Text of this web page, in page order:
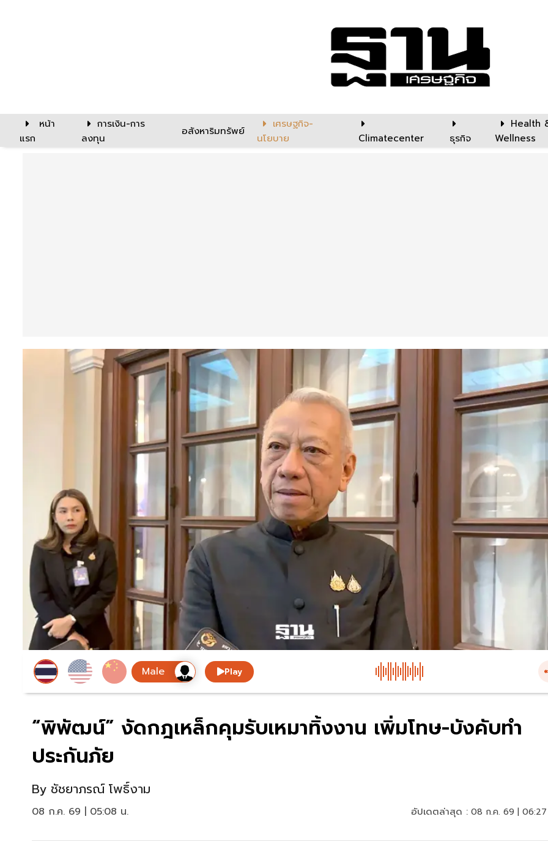
หน้า
แรก
การเงิน-การ
ลงทุน
อสังหาริมทรัพย์
เศรษฐกิจ-
นโยบาย
Climatecenter ธุรกิจ
Health
Wellness
Play
“พิพัฒน์” งัดกฎเหล็กคุมรับเหมาทิ้งงาน เพิ่มโทษ-บังคับทำ
ประกันภัย
By ชัชยาภรณ์ โพธิ์งาม
08 ก.ค. 69 | 05:08 น. อัปเดตล่าสุด : 08 ก.ค. 69 |